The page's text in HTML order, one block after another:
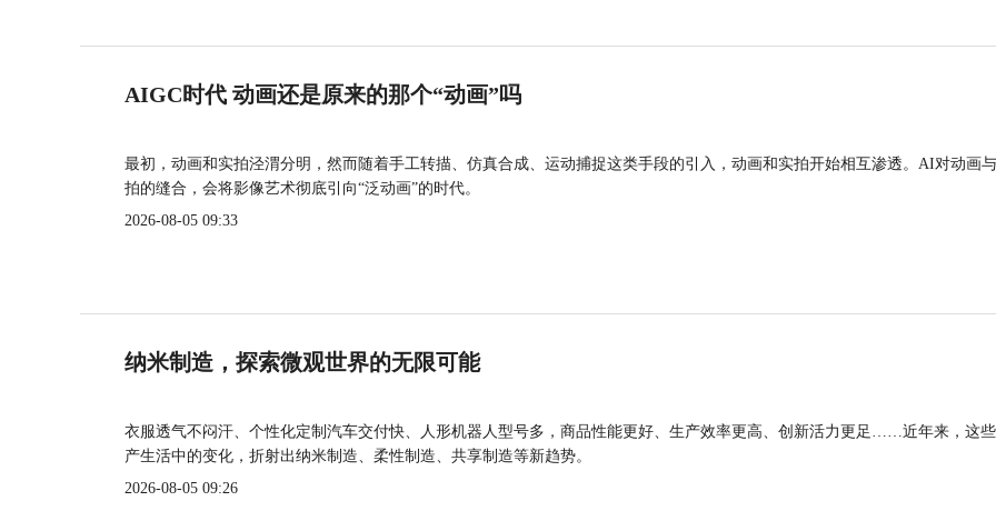
AIGC时代 动画还是原来的那个“动画”吗
最初，动画和实拍泾渭分明，然而随着手工转描、仿真合成、运动捕捉这类手段的引入，动画和实拍开始相互渗透。AI对动画
拍的缝合，会将影像艺术彻底引向“泛动画”的时代。
2026-08-05 09:33
纳米制造，探索微观世界的无限可能
衣服透气不闷汗、个性化定制汽车交付快、人形机器人型号多，商品性能更好、生产效率更高、创新活力更足……近年来，这
产生活中的变化，折射出纳米制造、柔性制造、共享制造等新趋势。
2026-08-05 09:26